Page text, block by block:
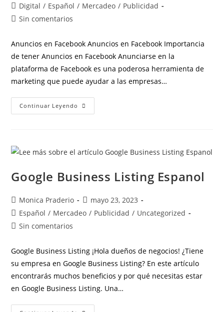
Digital / Español / Mercadeo / Publicidad
Sin comentarios
Anuncios en Facebook Anuncios en Facebook Importancia
de tener Anuncios en Facebook Anunciarse en la
plataforma de Facebook es una poderosa herramienta de
marketing que puede ayudar a las empresas…
Continuar Leyendo
Google Business Listing Espanol
Monica Praderio
mayo 23, 2023
Español / Mercadeo / Publicidad / Uncategorized
Sin comentarios
Google Business Listing ¡Hola dueños de negocios! ¿Tiene
su empresa en Google Business Listing? En este artículo
encontrarás muchos beneficios y por qué necesitas estar
en Google Business Listing. Una…